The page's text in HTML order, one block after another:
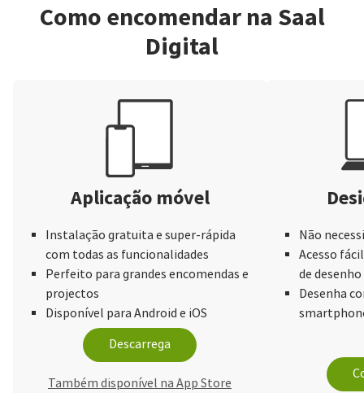
Como encomendar na Saal
Digital
Aplicação móvel
Instalação gratuita e super-rápida
com todas as funcionalidades
Perfeito para grandes encomendas e
projectos
Disponível para Android e iOS
Descarrega
Também disponível na App Store
Não
Acesso
de desenho
Desenha